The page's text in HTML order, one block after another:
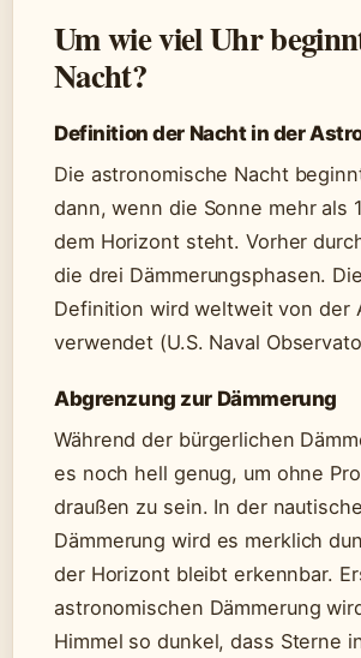
Um wie viel Uhr
Nacht?
Definition der Nacht in der
Die astronomische Nacht
dann, wenn die Sonne mehr als
dem Horizont steht. Vorher
die drei Dämmerungsphasen.
Definition wird weltweit von der
verwendet (U.S. Naval
Abgrenzung zur Dämmerung
Während der bürgerlichen
es noch hell genug, um ohne
draußen zu sein. In der
Dämmerung wird es merklich
der Horizont bleibt erkennbar.
astronomischen Dämmerung
Himmel so dunkel, dass Sterne